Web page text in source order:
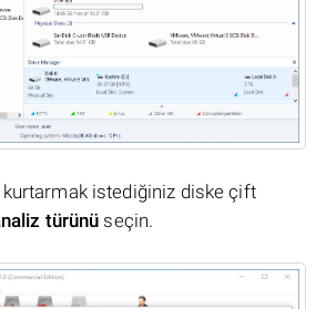
kurtarmak istediğiniz diske çift
türünü seçin.